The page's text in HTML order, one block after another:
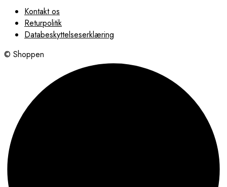
Kontakt os
Returpolitik
Databeskyttelseserklæring
© Shoppen